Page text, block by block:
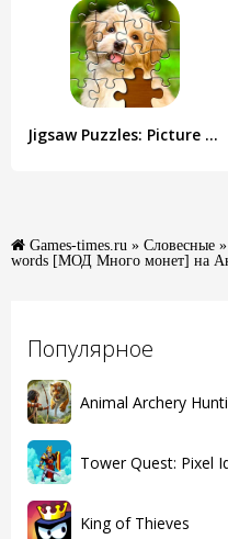
Популярное
Animal Archery
Tower Quest: Pixel
King of Thieves
Jigsaw Puzzles: Picture Puzzle
Games-times.ru » Словесные
words [МОД Много монет] на